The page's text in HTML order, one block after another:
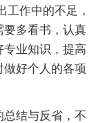
工作中的不足，
要多看书，认真
业知识，提高
做好个人的各项
结与反省，不